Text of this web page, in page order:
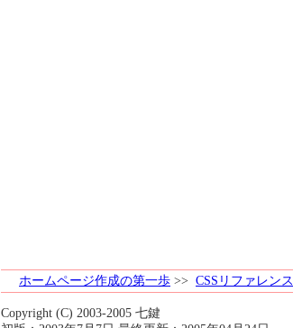
ホームページ作成の第一歩 >> CSSリファレンス
Copyright (C) 2003-2005 七鍵